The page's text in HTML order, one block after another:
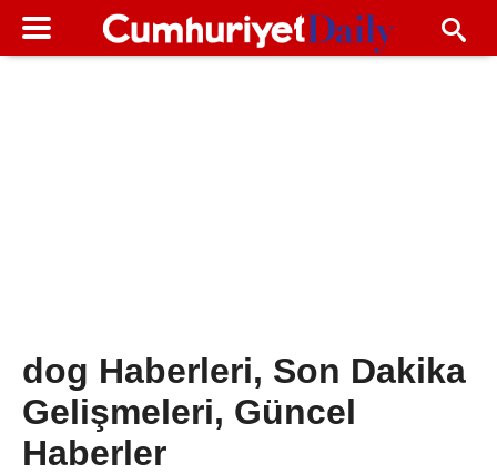
dog Haberleri, Son Dakika
Gelişmeleri, Güncel
Haberler